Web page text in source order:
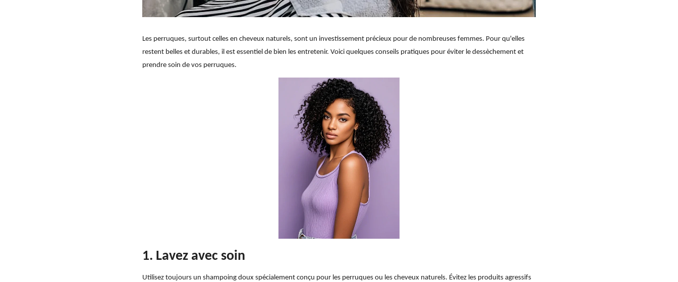
Les perruques, surtout celles en cheveux naturels, sont un investissement précieux pour de nombreuses femmes. Pour qu'elles
restent belles et durables, il est essentiel de bien les entretenir. Voici quelques conseils pratiques pour éviter le dessèchement et
prendre soin de vos perruques.
1. Lavez avec soin
Utilisez toujours un shampoing doux spécialement conçu pour les perruques ou les cheveux naturels. Évitez les produits agressifs